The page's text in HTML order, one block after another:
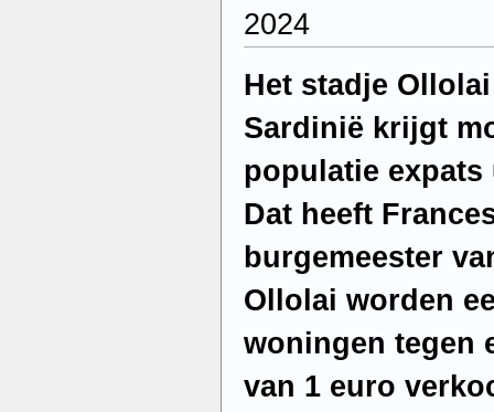
2024
Het stadje
Sardinië krijgt
populatie expats
Dat heeft
burgemeester
Ollolai worden
woningen tegen
van 1 euro